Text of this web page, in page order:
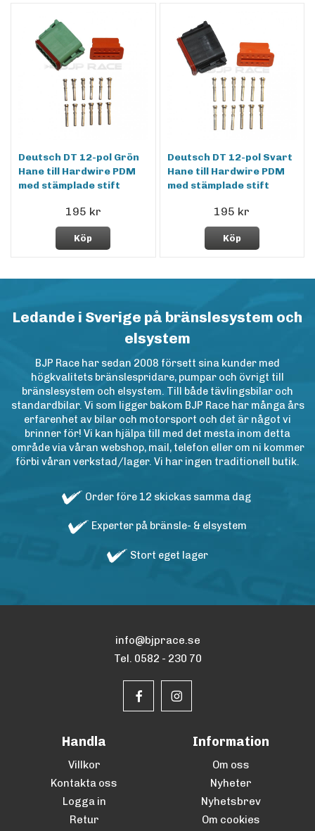
Deutsch DT 12-pol Grön
Hane till Hardwire PDM
med stämplade stift
195 kr
Köp
Deutsch DT 12-pol Svart
Hane till Hardwire PDM
med stämplade stift
195 kr
Köp
Ledande i Sverige på bränslesystem och
elsystem
BJP Race har sedan 2008 försett sina kunder med
högkvalitets bränslespridare, pumpar och övrigt till
bränslesystem och elsystem. Till både tävlingsbilar och
standardbilar. Vi som ligger bakom BJP Race har många års
erfarenhet av bilar och motorsport och det är något vi
brinner för! Vi kan hjälpa till med det mesta inom detta
område via våran webshop, mail, telefon eller om ni kommer
förbi våran verkstad/lager. Vi har ingen traditionell butik.
Order före 12 skickas samma dag
Experter på bränsle- & elsystem
Stort eget lager
info@bjprace.se
Tel. 0582 - 230 70
Handla
Villkor
Kontakta oss
Logga in
Retur
Information
Om oss
Nyheter
Nyhetsbrev
Om cookies